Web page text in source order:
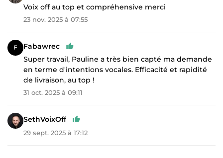
Voix off au top et compréhensive merci
23 nov. 2025 à 07:55
Fabawrec
Super travail, Pauline a très bien capté ma demande
en terme d'intentions vocales. Efficacité et rapidité
de livraison, au top !
31 oct. 2025 à 09:11
SethVoixOff
29 sept. 2025 à 17:12